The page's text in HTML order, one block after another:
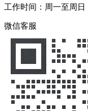
工作时间：周一至周日
微信客服